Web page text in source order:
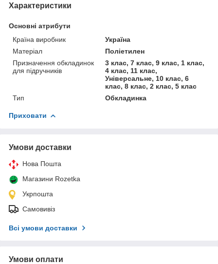
Характеристики
Основні атрибути
Країна виробник
Україна
Матеріал
Поліетилен
Призначення обкладинок
для підручників
3 клас, 7 клас, 9 клас, 1 клас,
4 клас, 11 клас,
Універсальне, 10 клас, 6
клас, 8 клас, 2 клас, 5 клас
Тип
Обкладинка
Приховати
Умови доставки
Нова Пошта
Магазини Rozetka
Укрпошта
Самовивіз
Всі умови доставки
Умови оплати